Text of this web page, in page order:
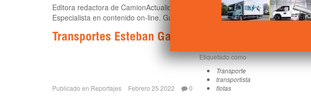
Editora redactora de CamionActualidad.es
Especialista en contenido on-line. Guionista, marketing y comunicación.
Transportes Esteban García Dorado
Publicado en Reportajes Febrero 25 2022 0
Etiquetado como
Transporte
transportista
flotas